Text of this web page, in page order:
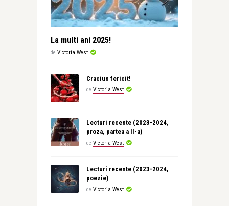
La multi ani 2025!
de Victoria West
Craciun fericit!
de Victoria West
Lecturi recente (2023-2024,
proza, partea a II-a)
de Victoria West
Lecturi recente (2023-2024,
poezie)
de Victoria West